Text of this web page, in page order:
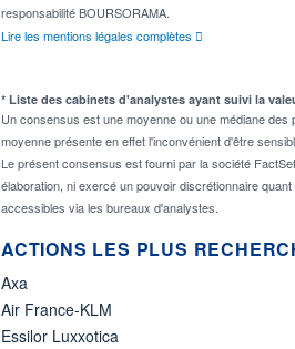
responsabilité BOURSORAMA.
Lire les mentions légales complètes
* Liste des cabinets d'analystes ayant suivi la
Un consensus est une moyenne ou une médiane
moyenne présente en effet l'inconvénient d'être
Le présent consensus est fourni par la société
élaboration, ni exercé un pouvoir discrétionnaire
accessibles via les bureaux d'analystes.
ACTIONS LES PLUS
Axa
Air France-KLM
Essilor Luxxotica